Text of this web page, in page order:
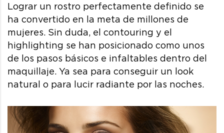
Lograr un rostro perfectamente definido se
ha convertido en la meta de millones de
mujeres. Sin duda, el contouring y el
highlighting se han posicionado como unos
de los pasos básicos e infaltables dentro del
maquillaje. Ya sea para conseguir un look
natural o para lucir radiante por las noches.